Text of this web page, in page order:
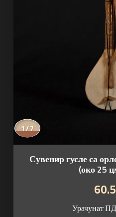
1 / 7
Сувенир гусле са
(око 25
Урачунат